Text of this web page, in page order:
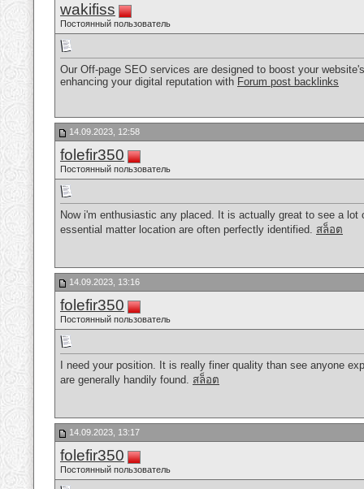
wakifiss
Постоянный пользователь
Our Off-page SEO services are designed to boost your
enhancing your digital reputation with Forum post backlinks
14.09.2023, 12:58
folefir350
Постоянный пользователь
Now i'm enthusiastic any placed. It is actually great to see a
essential matter location are often perfectly identified. สล็อต
14.09.2023, 13:16
folefir350
Постоянный пользователь
I need your position. It is really finer quality than see anyone
are generally handily found. สล็อต
14.09.2023, 13:17
folefir350
Постоянный пользователь